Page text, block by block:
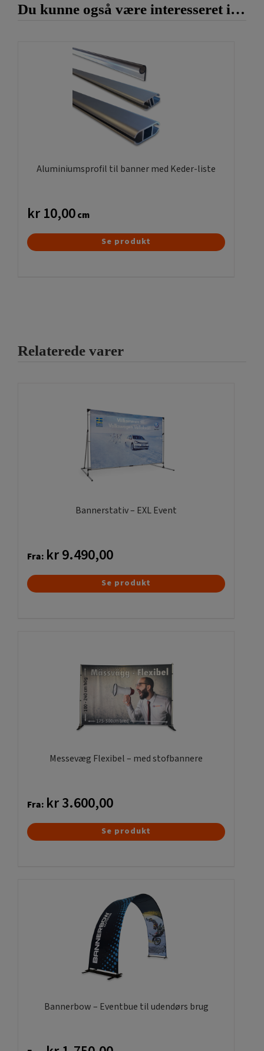
Du kunne også være interesseret i…
Aluminiumsprofil til banner med Keder-liste
kr10,00cm
Dette
Se produkt
Relaterede varer
Bannerstativ – EXL Event
Fra: kr9.490,00
Dette
Mulighederne
kan
vælges
på
varesiden
Se produkt
Messevæg Flexibel – med stofbannere
Fra: kr3.600,00
Dette
varianter.
Mulighederne
vælges
Se produkt
Bannerbow – Eventbue til udendørs brug